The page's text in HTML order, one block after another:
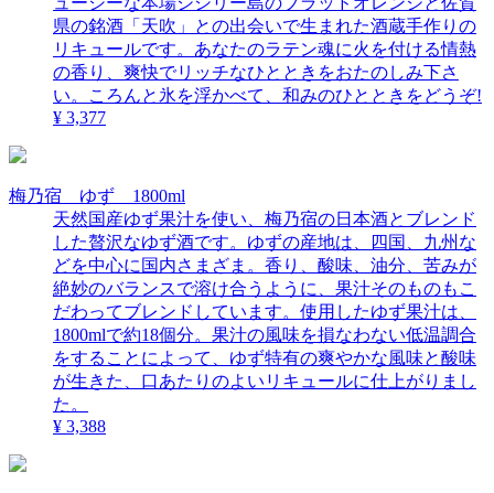
県の銘酒「天吹」との出会いで生まれた酒蔵手作りの
リキュールです。あなたのラテン魂に火を付ける情熱
の香り、爽快でリッチなひとときをおたのしみ下さ
い。ころんと氷を浮かべて、和みのひとときをどうぞ!
¥ 3,377
梅乃宿 ゆず 1800ml
天然国産ゆず果汁を使い、梅乃宿の日本酒とブレンド
した贅沢なゆず酒です。ゆずの産地は、四国、九州な
どを中心に国内さまざま。香り、酸味、油分、苦みが
絶妙のバランスで溶け合うように、果汁そのものもこ
だわってブレンドしています。使用したゆず果汁は、
1800mlで約18個分。果汁の風味を損なわない低温調合
をすることによって、ゆず特有の爽やかな風味と酸味
が生きた、口あたりのよいリキュールに仕上がりまし
た。
¥ 3,388